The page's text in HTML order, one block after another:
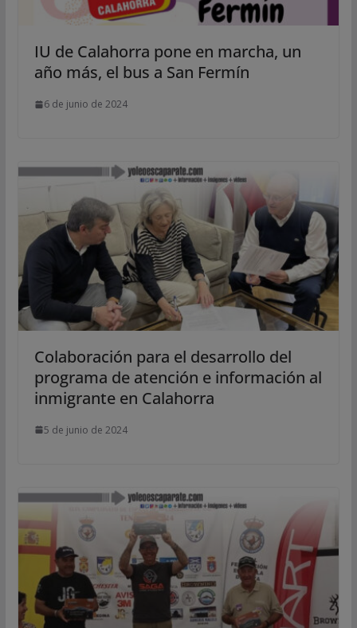
IU de Calahorra pone en marcha, un
año más, el bus a San Fermín
6 de junio de 2024
Colaboración para el desarrollo del
programa de atención e información al
inmigrante en Calahorra
5 de junio de 2024